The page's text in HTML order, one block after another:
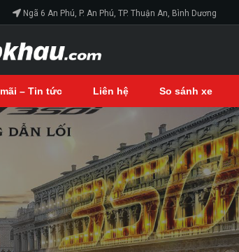
Ngã 6 An Phú, P. An Phú, TP. Thuận An, Bình Dương
– Tin tức Liên hệ So sánh xe